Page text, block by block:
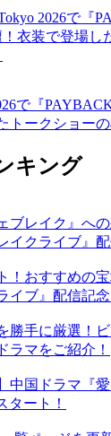
で『
トークショー
キング
ブレイク』へ
クライブ』
！おすすめの
イブ』配信記
勝手に厳選！
ラマをご紹介！
中国ドラマ『
タート！